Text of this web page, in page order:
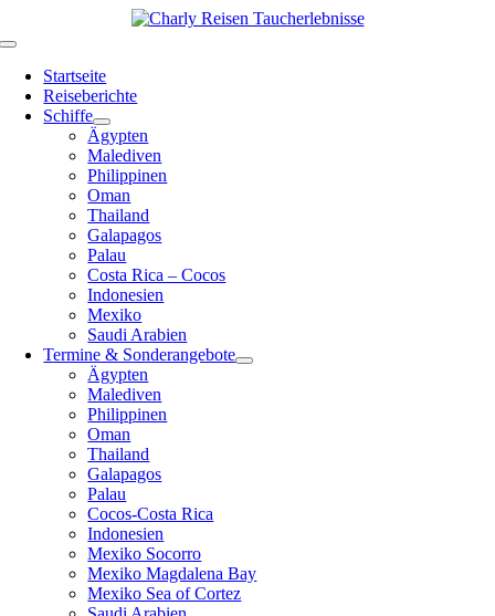
Inhalt
Toggle
NavigationStartseite
Reiseberichte
Schiffe
Ägypten
Malediven
Philippinen
Oman
Thailand
Galapagos
Palau
Costa Rica – Cocos
Indonesien
Mexiko
Saudi Arabien
Termine & Sonderangebote
Ägypten
Malediven
Philippinen
Oman
Thailand
Galapagos
Palau
Cocos-Costa Rica
Indonesien
Mexiko Socorro
Mexiko Magdalena Bay
Mexiko Sea of Cortez